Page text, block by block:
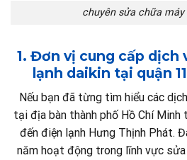
chuyên sửa chữa máy
1. Đơn vị cung cấp dịch
lạnh daikin tại quận
Nếu bạn đã từng tìm hiểu các
tại địa bàn thành phố Hồ Chí
đến điện lạnh Hưng Thịnh Phát.
năm hoạt động trong lĩnh vực